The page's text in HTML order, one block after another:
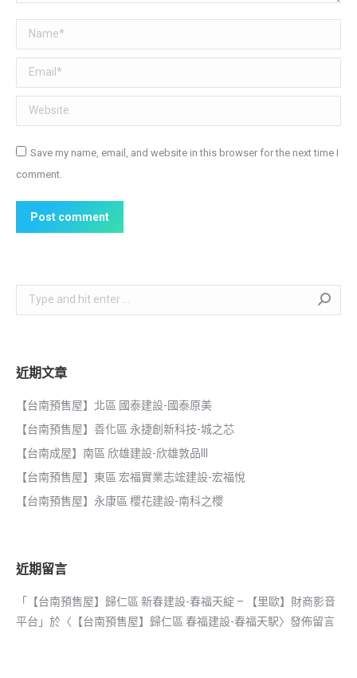
Name *
Email *
Website
Save my name, email, and website in this browser for the next time I
comment.
Post comment
Search:
近期文章
【台南預售屋】北區 國泰建設-國泰原美
【台南預售屋】善化區 永捷創新科技-城之芯
【台南成屋】南區 欣雄建設-欣雄敦品III
【台南預售屋】東區 宏福實業志竤建設-宏福悅
【台南預售屋】永康區 櫻花建設-南科之櫻
近期留言
「
【台南預售屋】歸仁區 新春建設-春福天綻 – 【里歐】財商影音
平台 」於〈 【台南預售屋】歸仁區 春福建設-春福天駅〉發佈留言